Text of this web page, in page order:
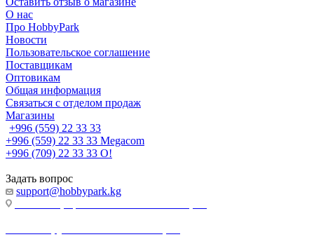
О нас
Про HobbyPark
Новости
Пользовательское соглашение
Поставщикам
Оптовикам
Общая информация
Связаться с отделом продаж
Магазины
+996 (559) 22 33 33
+996 (559) 22 33 33 Megacom
+996 (709) 22 33 33 O!
Задать вопрос
support@hobbypark.kg